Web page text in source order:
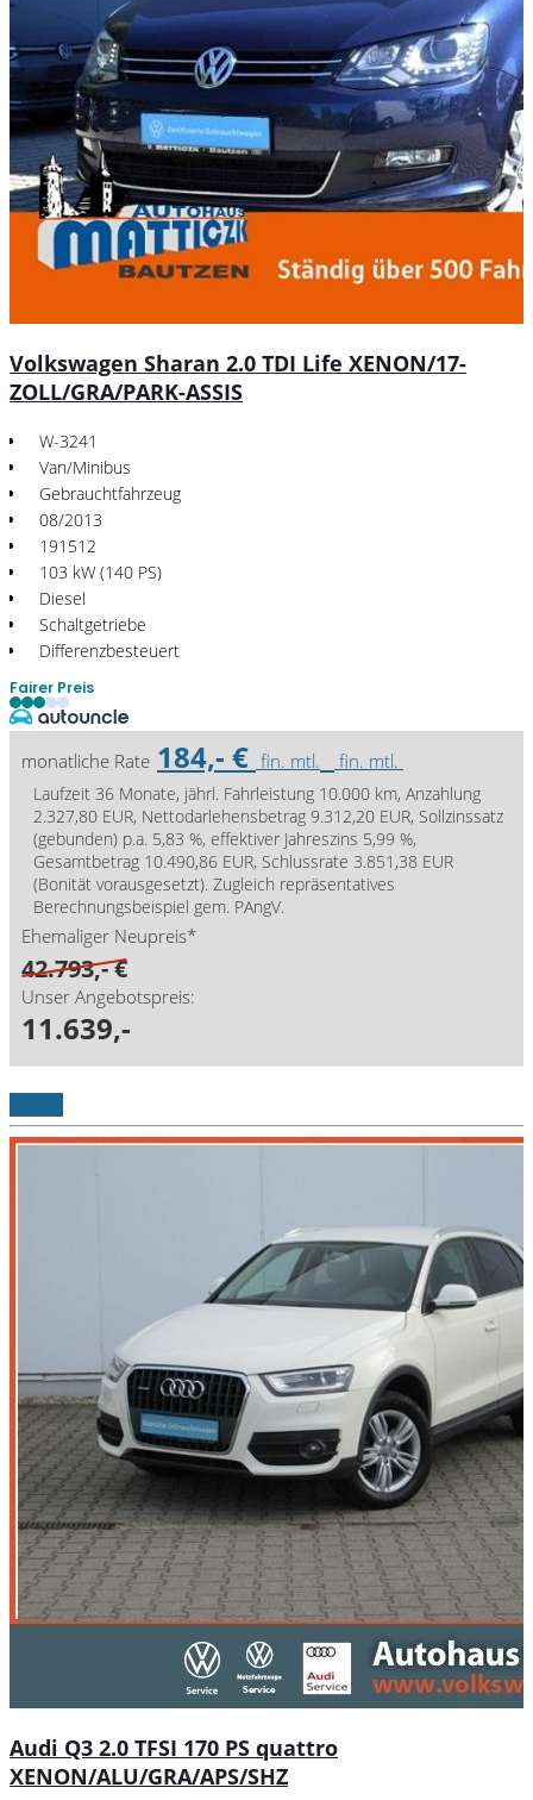
Volkswagen Sharan 2.0 TDI Life XENON/17-
ZOLL/GRA/PARK-ASSIS
W-3241
Van/Minibus
Gebrauchtfahrzeug
08/2013
191512
103 kW (140 PS)
Diesel
Schaltgetriebe
Differenzbesteuert
Fairer Preis
monatliche Rate 184,- € fin. mtl. fin. mtl.
Laufzeit 36 Monate, jährl. Fahrleistung 10.000 km, Anzahlung
2.327,80 EUR, Nettodarlehensbetrag 9.312,20 EUR, Sollzinssatz
(gebunden) p.a. 5,83 %, effektiver Jahreszins 5,99 %,
Gesamtbetrag 10.490,86 EUR, Schlussrate 3.851,38 EUR
(Bonität vorausgesetzt). Zugleich repräsentatives
Berechnungsbeispiel gem. PAngV.
Ehemaliger Neupreis*
42.793,- €
Unser Angebotspreis:
11.639,-
Audi Q3 2.0 TFSI 170 PS quattro
XENON/ALU/GRA/APS/SHZ